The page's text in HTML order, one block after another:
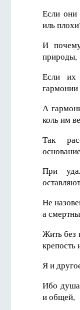
Если они
иль
И
природы,
Если их
А
коль им
Так
При
Не
а
Жить без
крепость
Я и
Ибо
и общей,